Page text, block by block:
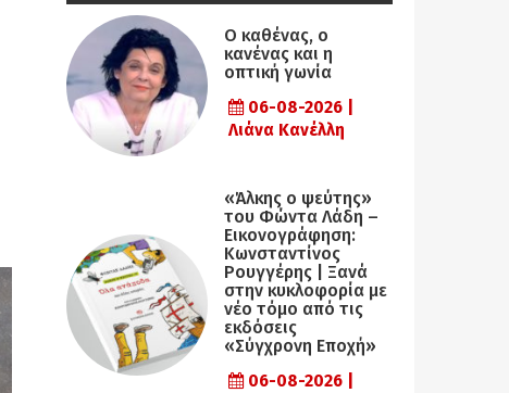
Ο καθένας, ο
κανένας και η
οπτική γωνία
06-08-2026 |
Λιάνα Κανέλλη
«Άλκης ο ψεύτης»
του Φώντα Λάδη –
Εικονογράφηση:
Κωνσταντίνος
Ρουγγέρης | Ξανά
στην κυκλοφορία με
νέο τόμο από τις
εκδόσεις
«Σύγχρονη Εποχή»
06-08-2026 |